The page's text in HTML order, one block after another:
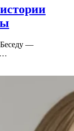
Беседу —